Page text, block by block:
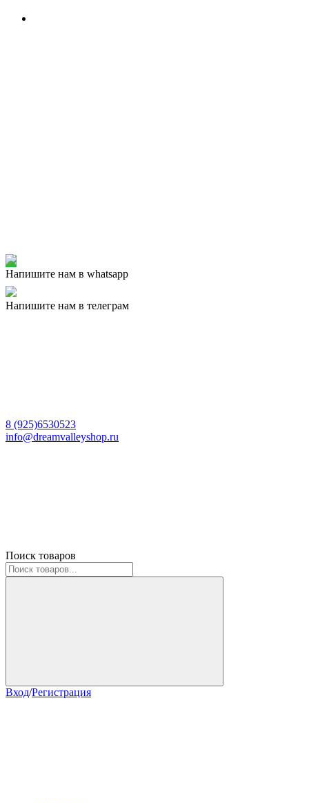
Напишите нам в whatsapp
Напишите нам в телеграм
8 (925)6530523
info@dreamvalleyshop.ru
Поиск товаров
Вход/Регистрация